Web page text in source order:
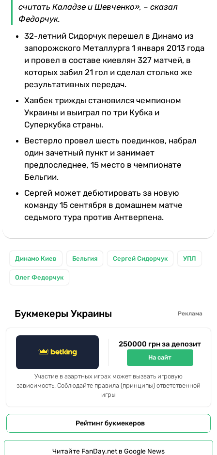
считать Каладзе и Шевченко», – сказал
Федорчук.
32-летний Сидорчук перешел в Динамо из
запорожского Металлурга 1 января 2013 года
и провел в составе киевлян 327 матчей, в
которых забил 21 гол и сделал столько же
результативных передач.
Хавбек трижды становился чемпионом
Украины и выиграл по три Кубка и
Суперкубка страны.
Вестерло провел шесть поединков, набрал
один зачетный пункт и занимает
предпоследнее, 15 место в чемпионате
Бельгии.
Сергей может дебютировать за новую
команду 15 сентября в домашнем матче
седьмого тура против Антверпена.
Динамо Киев Бельгия Сергей Сидорчук УПЛ
Олег Федорчук
Букмекеры Украины Реклама
250000 грн за депозит
На сайт
Участие в азартных играх может вызвать игровую
зависимость. Соблюдайте правила (принципы) ответственной
игры
Рейтинг букмекеров
Читайте FanDay.net в Google News